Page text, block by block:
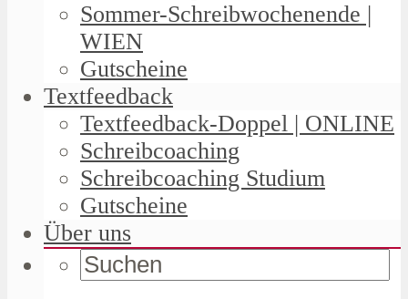
Sommer-Schreibwochenende |
WIEN
Gutscheine
Textfeedback
Textfeedback-Doppel | ONLINE
Schreibcoaching
Schreibcoaching Studium
Gutscheine
Über uns